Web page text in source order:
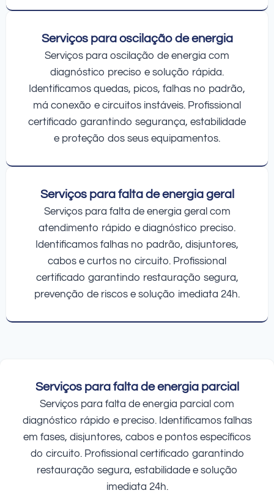
Serviços para oscilação de energia
Serviços para oscilação de energia com
diagnóstico preciso e solução rápida.
Identificamos quedas, picos, falhas no padrão,
má conexão e circuitos instáveis. Profissional
certificado garantindo segurança, estabilidade
e proteção dos seus equipamentos.
Serviços para falta de energia geral
Serviços para falta de energia geral com
atendimento rápido e diagnóstico preciso.
Identificamos falhas no padrão, disjuntores,
cabos e curtos no circuito. Profissional
certificado garantindo restauração segura,
prevenção de riscos e solução imediata 24h.
Serviços para falta de energia parcial
Serviços para falta de energia parcial com
diagnóstico rápido e preciso. Identificamos falhas
em fases, disjuntores, cabos e pontos específicos
do circuito. Profissional certificado garantindo
restauração segura, estabilidade e solução
imediata 24h.